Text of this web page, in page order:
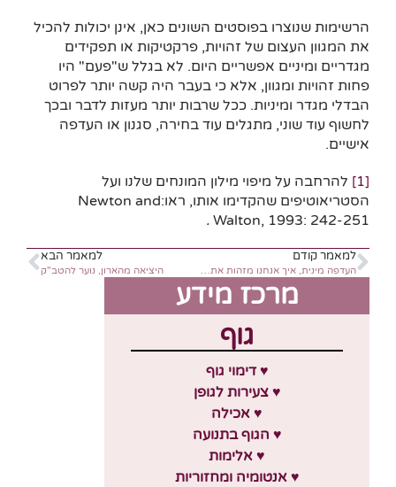
הרשימות שנוצרו בפוסטים השונים כאן, אינן יכולות להכיל
את המגוון העצום של זהויות, פרקטיקות או תפקידים
מגדריים ומיניים אפשריים היום. לא בגלל ש"פעם" היו
פחות זהויות ומגוון, אלא כי בעבר היה קשה יותר לפרוט
הבדלי מגדר ומיניות. ככל שרבות יותר מעזות לדבר ובכך
לחשוף עוד שוני, מתגלים עוד בחירה, סגנון או העדפה
אישיים.
[1]
להרחבה על מיפוי מילון המונחים שלנו ועל
הסטריאוטיפים שהקדימו אותו, ראו:Newton and
Walton, 1993: 242-251
.
למאמר קודם למאמר הבא
היציאה מהארון, נוער להטב"ק
מרכז מידע
גוף
♥ דימוי גוף
♥ צעירות לגופן
♥ אכילה
♥ הגוף בתנועה
♥ אלימות
♥ אנטומיה ומחזוריות